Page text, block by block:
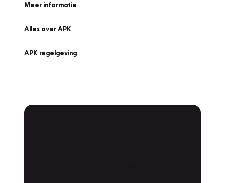
Meer informatie
Alles over APK
APK regelgeving